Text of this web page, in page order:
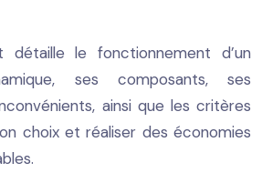
le fonctionnement d’un
ses composants, ses
ainsi que les critères
choix et réaliser des économies